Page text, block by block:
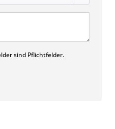
sind Pflichtfelder.